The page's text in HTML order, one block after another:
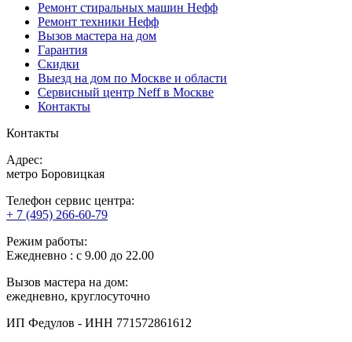
Ремонт стиральных машин Нефф
Ремонт техники Нефф
Вызов мастера на дом
Гарантия
Скидки
Выезд на дом по Москве и области
Сервисный центр Neff в Москве
Контакты
Контакты
Адрес:
метро Боровицкая
Телефон сервис центра:
+ 7 (495) 266-60-79
Режим работы:
Ежедневно : с 9.00 до 22.00
Вызов мастера на дом:
ежедневно, круглосуточно
ИП Федулов - ИНН 771572861612